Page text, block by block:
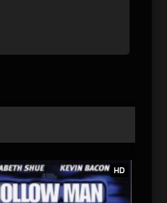
HD